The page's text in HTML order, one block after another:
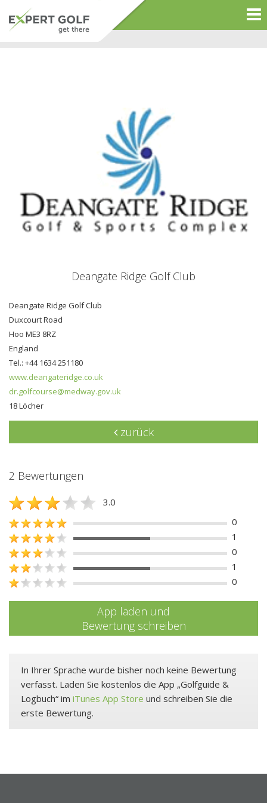
Deangate Ridge Golf Club
Deangate Ridge Golf Club
Duxcourt Road
Hoo ME3 8RZ
England
Tel.: +44 1634 251180
www.deangateridge.co.uk
dr.golfcourse@medway.gov.uk
18 Löcher
zurück
2 Bewertungen
3.0
0
1
0
1
0
App laden und
Bewertung schreiben
In Ihrer Sprache wurde bisher noch keine Bewertung
verfasst. Laden Sie kostenlos die App „Golfguide &
Logbuch“ im iTunes App Store und schreiben Sie die
erste Bewertung.